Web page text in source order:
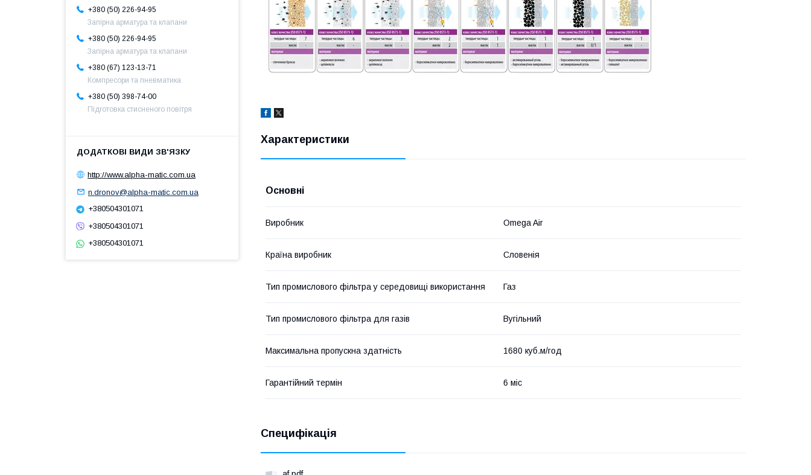
Характеристики
Основні
Виробник Omega Air
Країна виробник Словенія
Тип промислового фільтра у середовищі використання Газ
Тип промислового фільтра для газів Вугільний
Максимальна пропускна здатність 1680 куб.м/год
Гарантійний термін 6 міс
Специфікація
+380 (50) 226-94-95
Запірна арматура та клапани
+380 (50) 226-94-95
Запірна арматура та клапани
+380 (67) 123-13-71
Компресори та пневматика
+380 (50) 398-74-00
Підготовка стисненого повітря
http://www.alpha-matic.com.ua
n.dronov@alpha-matic.com.ua
+380504301071
+380504301071
+380504301071